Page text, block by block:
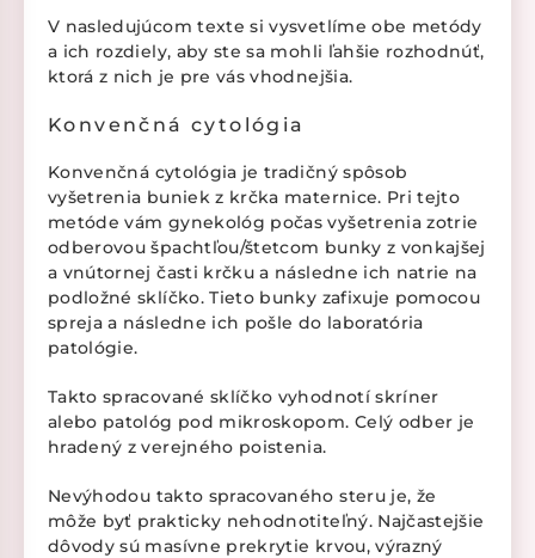
V nasledujúcom texte si vysvetlíme obe metódy
a ich rozdiely, aby ste sa mohli ľahšie rozhodnúť,
ktorá z nich je pre vás vhodnejšia.
Konvenčná cytológia
Konvenčná cytológia je tradičný spôsob
vyšetrenia buniek z krčka maternice. Pri tejto
metóde vám gynekológ počas vyšetrenia zotrie
odberovou špachtľou/štetcom bunky z vonkajšej
a vnútornej časti krčku a následne ich natrie na
podložné sklíčko. Tieto bunky zafixuje pomocou
spreja a následne ich pošle do laboratória
patológie.
Takto spracované sklíčko vyhodnotí skríner
alebo patológ pod mikroskopom. Celý odber je
hradený z verejného poistenia.
Nevýhodou takto spracovaného steru je, že
môže byť prakticky nehodnotiteľný. Najčastejšie
dôvody sú masívne prekrytie krvou, výrazný